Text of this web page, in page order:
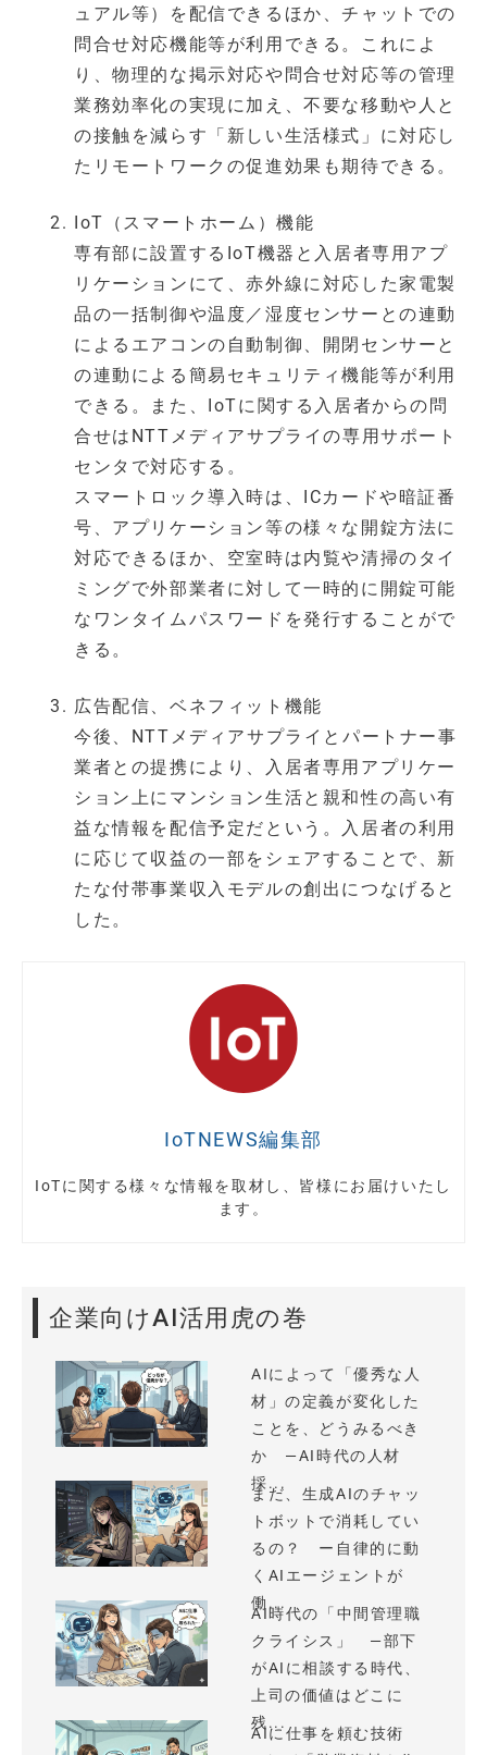
ュアル等）を配信できるほか、チャットでの
問合せ対応機能等が利用できる。これによ
り、物理的な掲示対応や問合せ対応等の管理
業務効率化の実現に加え、不要な移動や人と
の接触を減らす「新しい生活様式」に対応し
たリモートワークの促進効果も期待できる。
IoT（スマートホーム）機能
専有部に設置するIoT機器と入居者専用アプ
リケーションにて、赤外線に対応した家電製
品の一括制御や温度／湿度センサーとの連動
によるエアコンの自動制御、開閉センサーと
の連動による簡易セキュリティ機能等が利用
できる。また、IoTに関する入居者からの問
合せはNTTメディアサプライの専用サポート
センタで対応する。
スマートロック導入時は、ICカードや暗証番
号、アプリケーション等の様々な開錠方法に
対応できるほか、空室時は内覧や清掃のタイ
ミングで外部業者に対して一時的に開錠可能
なワンタイムパスワードを発行することがで
きる。
広告配信、ベネフィット機能
今後、NTTメディアサプライとパートナー事
業者との提携により、入居者専用アプリケー
ション上にマンション生活と親和性の高い有
益な情報を配信予定だという。入居者の利用
に応じて収益の一部をシェアすることで、新
たな付帯事業収入モデルの創出につなげると
した。
IoTNEWS編集部
IoTに関する様々な情報を取材し、皆様にお届けいたし
ます。
企業向けAI活用虎の巻
AIによって「優秀な人
材」の定義が変化した
ことを、どうみるべき
か —AI時代の人材
採...
まだ、生成AIのチャッ
トボットで消耗してい
るの？ ー自律的に動
くAIエージェントが
働...
AI時代の「中間管理職
クライシス」 —部下
がAIに相談する時代、
上司の価値はどこに
残...
AIに仕事を頼む技術